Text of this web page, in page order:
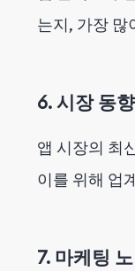
는지, 가장 많
6. 시장 동
앱 시장의 최
이를 위해 업
7. 마케팅